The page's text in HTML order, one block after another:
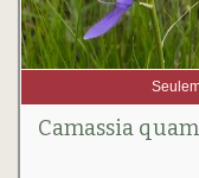
Camassia